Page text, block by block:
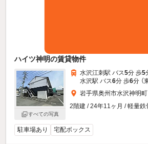
ハイツ神明の賃貸物件
すべての写真
水沢江刺駅 バス5分 歩5
水沢駅 バス6分 歩6分 （
岩手県奥州市水沢神明
2階建 / 24年11ヶ月 / 軽量鉄
駐車場あり 宅配ボックス